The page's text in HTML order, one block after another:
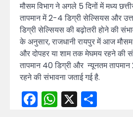
मौसम विभाग ने अगले 5 दिनों में मध्य
तापमान में 2-4 डिग्री सेल्सियस और
डिग्री सेल्सियस की बढ़ोतरी होने की
के अनुसार, राजधानी रायपुर में आज
और दोपहर या शाम तक मेघमय रहने की
तापमान 40 डिग्री और न्यूनतम
रहने की संभावना जताई गई है.
Facebook
WhatsApp
X